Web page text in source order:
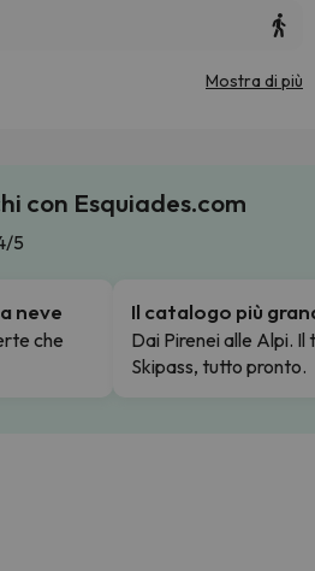
Mostra di più
con Esquiades.com
5
neve
che
Il catalogo più
Dai Pirenei alle Alpi. Il
Skipass, tutto pronto.